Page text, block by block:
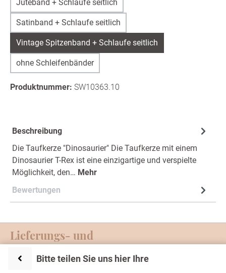
Juteband + Schlaufe seitlich
Satinband + Schlaufe seitlich
Vintage Spitzenband + Schlaufe seitlich
ohne Schleifenbänder
Bitte teilen Sie uns hier Ihre
Produktnummer: SW10363.10
Beschreibung
Die Taufkerze "Dinosaurier" Die Taufkerze mit einem
Dinosaurier T-Rex ist eine einzigartige und verspielte
Möglichkeit, den… Mehr
Bewertungen
Lieferungs- und
Zahlungsmöglichkeiten